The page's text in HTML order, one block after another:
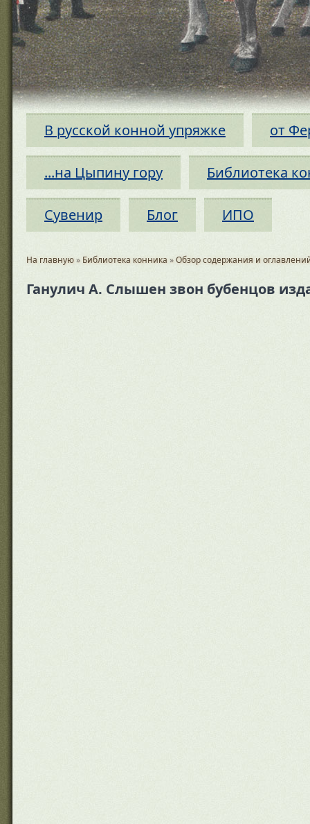
В русской конной упряжке от
...на Цыпину гору Библиотека
Сувенир Блог ИПО
На главную» Библиотека конника »Обзор содержания и
Ганулич А. Слышен звон бубенцов